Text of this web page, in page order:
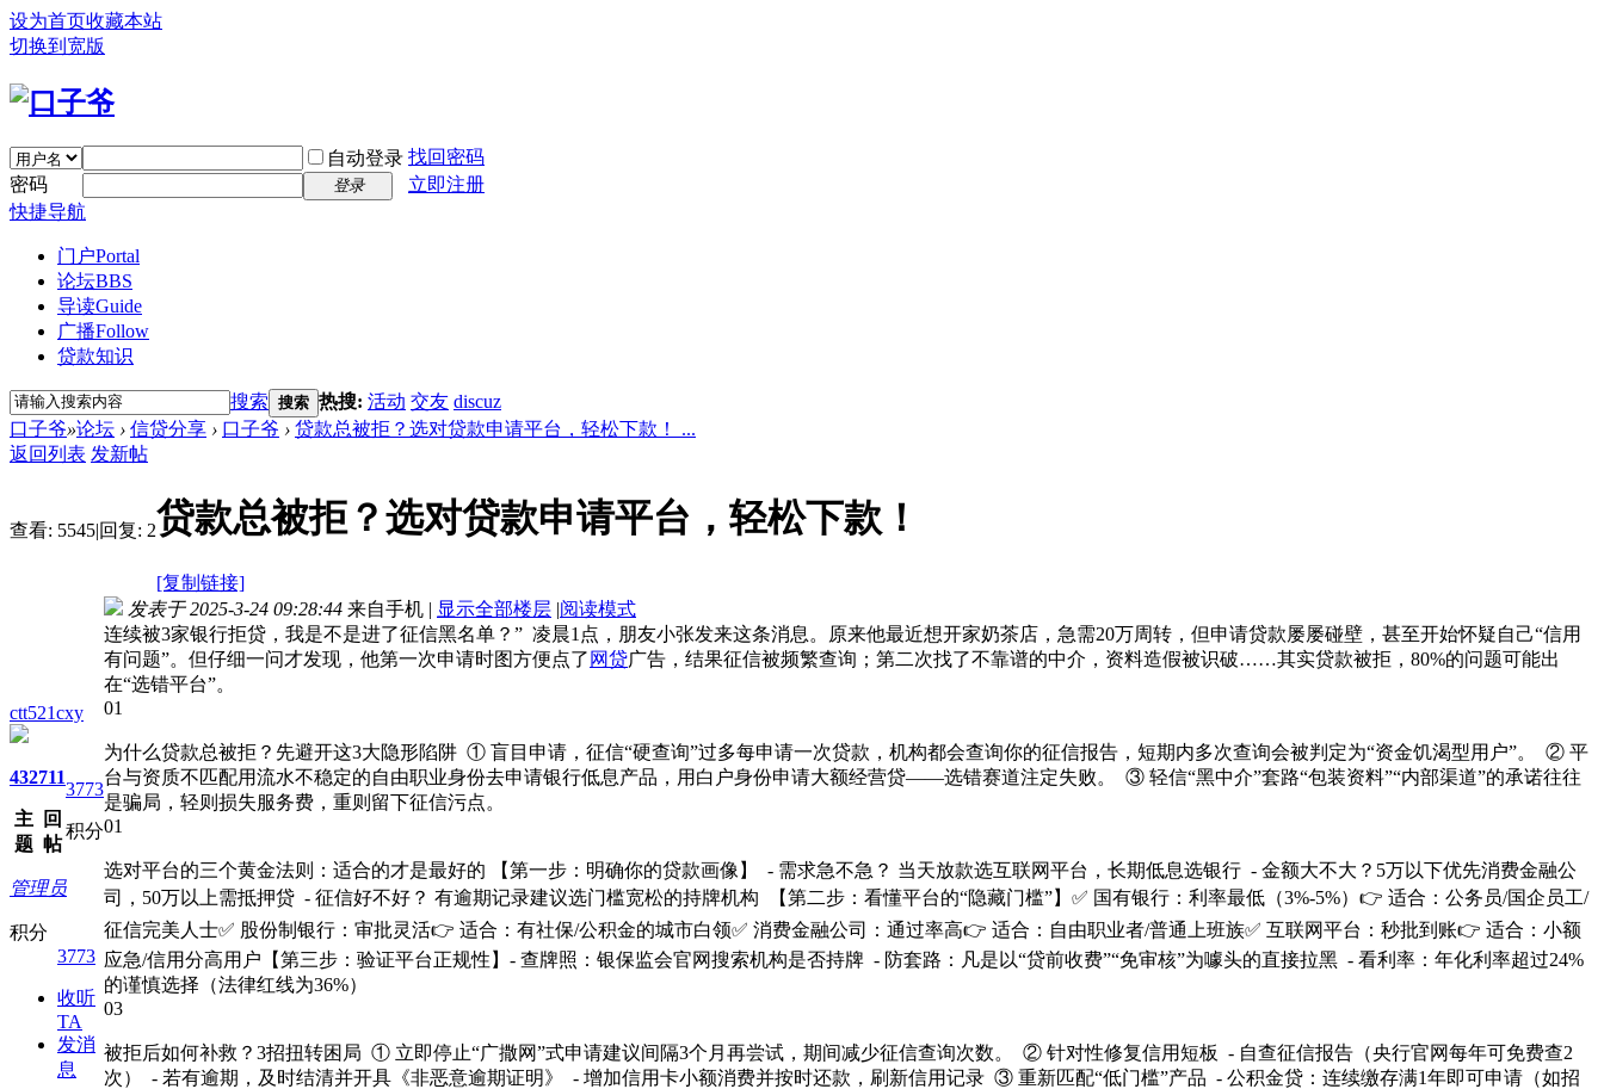
设为首页收藏本站
切换到宽版
自动登录 找回密码
密码
登录
立即注册
快捷导航
门户Portal
论坛BBS
导读Guide
广播Follow
贷款知识
搜索 搜索 热搜: 活动 交友 discuz
口子爷»论坛 › 信贷分享 › 口子爷 › 贷款总被拒？选对贷款申请平台，轻松下款！ ...
返回列表 发新帖
查看: 5545|回复: 2贷款总被拒？选对贷款申请平台，轻松下款！
[复制链接]
ctt521cxy
432
主
题
711
回
帖
3773
积分
管理员
积分
3773
收听
TA
发消
息
发表于 2025-3-24 09:28:44 来自手机 | 显示全部楼层 |阅读模式
连续被3家银行拒贷，我是不是进了征信黑名单？” 凌晨1点，朋友小张发来这条消息。原来他最近想开家奶茶店，急需20万周转，但申请贷款屡屡碰壁，甚至开始怀疑自己“信用
有问题”。但仔细一问才发现，他第一次申请时图方便点了 网贷广告，结果征信被频繁查询；第二次找了不靠谱的中介，资料造假被识破……其实贷款被拒，80%的问题可能出
在“选错平台”。
01
为什么贷款总被拒？先避开这3大隐形陷阱 ① 盲目申请，征信“硬查询”过多每申请一次贷款，机构都会查询你的征信报告，短期内多次查询会被判定为“资金饥渴型用户”。 ② 平
台与资质不匹配用流水不稳定的自由职业身份去申请银行低息产品，用白户身份申请大额经营贷——选错赛道注定失败。 ③ 轻信“黑中介”套路“包装资料”“内部渠道”的承诺往往
是骗局，轻则损失服务费，重则留下征信污点。
01
选对平台的三个黄金法则：适合的才是最好的 【第一步：明确你的贷款画像】 - 需求急不急？ 当天放款选互联网平台，长期低息选银行 - 金额大不大？5万以下优先消费金融公
司，50万以上需抵押贷 - 征信好不好？ 有逾期记录建议选门槛宽松的持牌机构 【第二步：看懂平台的“隐藏门槛”】✅ 国有银行：利率最低（3%-5%）👉 适合：公务员/国企员工/
征信完美人士✅ 股份制银行：审批灵活👉 适合：有社保/公积金的城市白领✅ 消费金融公司：通过率高👉 适合：自由职业者/普通上班族✅ 互联网平台：秒批到账👉 适合：小额
应急/信用分高用户【第三步：验证平台正规性】- 查牌照：银保监会官网搜索机构是否持牌 - 防套路：凡是以“贷前收费”“免审核”为噱头的直接拉黑 - 看利率：年化利率超过24%
的谨慎选择（法律红线为36%）
03
被拒后如何补救？3招扭转困局 ① 立即停止“广撒网”式申请建议间隔3个月再尝试，期间减少征信查询次数。 ② 针对性修复信用短板 - 自查征信报告（央行官网每年可免费查2
次） - 若有逾期，及时结清并开具《非恶意逾期证明》 - 增加信用卡小额消费并按时还款，刷新信用记录 ③ 重新匹配“低门槛”产品 - 公积金贷：连续缴存满1年即可申请（如招